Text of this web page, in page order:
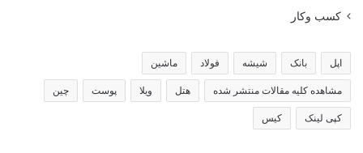
کسب وکار
اپل بانک شیشه فولاد ماشین
مشاهده کلیه مقالات منتشر شده هتل ویلا پوست چین
کپی لینک کیس